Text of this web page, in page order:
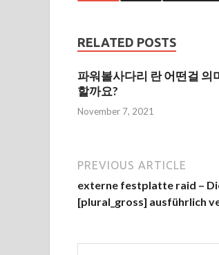
RELATED POSTS
파워볼사다리 란 어떤걸 의
할까요?
November 7, 2021
PREVIOUS ARTICLE
externe festplatte raid –
[plural_gross] ausführlich